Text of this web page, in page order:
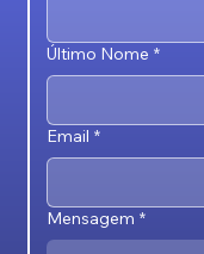
Último Nome *
Email *
Mensagem *